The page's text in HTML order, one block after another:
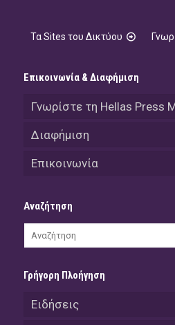
Τα Sites του Δικτύου
Επικοινωνία & Διαφήμιση
Γνωρίστε τη Hellas Press
Διαφήμιση
Επικοινωνία
Αναζήτηση
Γρήγορη Πλοήγηση
Ειδήσεις